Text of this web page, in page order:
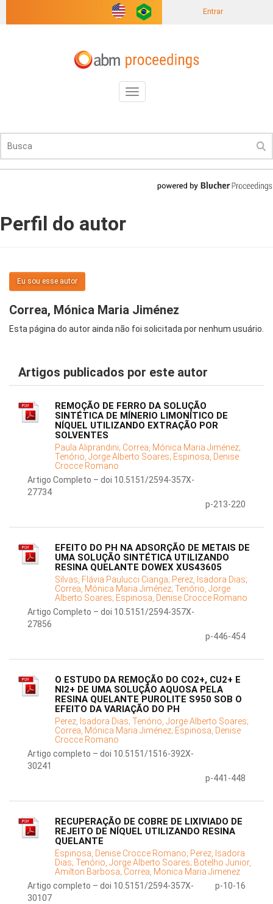
Entrar
Toggle
navigation
Perfil do autor
Eu sou esse autor
Correa, Mónica Maria Jiménez
Esta página do autor ainda não foi solicitada por nenhum usuário.
Artigos publicados por este autor
REMOÇÃO DE FERRO DA SOLUÇÃO
SINTÉTICA DE MÍNERIO LIMONÍTICO DE
NÍQUEL UTILIZANDO EXTRAÇÃO POR
SOLVENTES
Paula Aliprandini; Correa, Mónica Maria Jiménez;
Tenório, Jorge Alberto Soares; Espinosa, Denise
Crocce Romano
Artigo Completo – doi 10.5151/2594-357X-
27734
p-213-220
EFEITO DO PH NA ADSORÇÃO DE METAIS DE
UMA SOLUÇÃO SINTÉTICA UTILIZANDO
RESINA QUELANTE DOWEX XUS43605
Silvas, Flávia Paulucci Cianga; Perez, Isadora Dias;
Correa, Mónica Maria Jiménez; Tenório, Jorge
Alberto Soares; Espinosa, Denise Crocce Romano
Artigo Completo – doi 10.5151/2594-357X-
27856
p-446-454
O ESTUDO DA REMOÇÃO DO CO2+, CU2+ E
NI2+ DE UMA SOLUÇÃO AQUOSA PELA
RESINA QUELANTE PUROLITE S950 SOB O
EFEITO DA VARIAÇÃO DO PH
Perez, Isadora Dias; Tenório, Jorge Alberto Soares;
Correa, Mónica Maria Jiménez; Espinosa, Denise
Crocce Romano
Artigo completo – doi 10.5151/1516-392X-
30241
p-441-448
RECUPERAÇÃO DE COBRE DE LIXIVIADO DE
REJEITO DE NÍQUEL UTILIZANDO RESINA
QUELANTE
Espinosa, Denise Crocce Romano; Perez, Isadora
Dias; Tenório, Jorge Alberto Soares; Botelho Junior,
Amilton Barbosa; Correa, Monica Maria Jimenez
Artigo completo – doi 10.5151/2594-357X-
30107
p-10-16